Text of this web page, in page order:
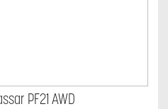
PF21 AWD